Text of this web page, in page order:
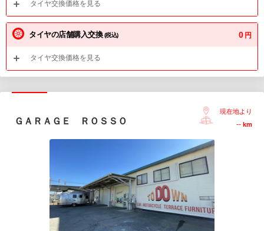
タイヤ交換価格を見る
タイヤの店舗購入交換(税込) 0 円
タイヤ交換価格を見る
ＧＡＲＡＧＥ ＲＯＳＳＯ
現在地より
-- km